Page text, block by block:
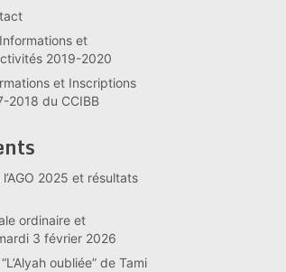
Informations et
2019-2020
et Inscriptions
2018 du CCIBB
2025 et résultats
ordinaire et
3 février 2026
oubliée” de Tami